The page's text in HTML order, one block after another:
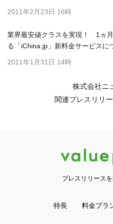
2011年2月23日 16時
業界最安値クラスを実現！ 1ヵ
る「iChina.jp」新料金サービスに
2011年1月31日 14時
株式会社ニ
関連プレスリリ
プレスリリース
特長 料金プラ